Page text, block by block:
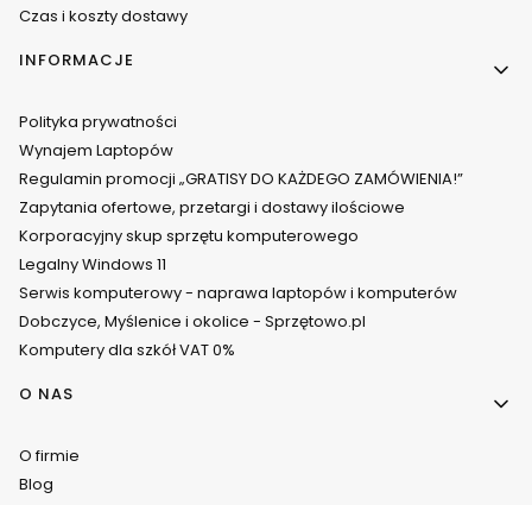
Czas i koszty dostawy
INFORMACJE
Polityka prywatności
Wynajem Laptopów
Regulamin promocji „GRATISY DO KAŻDEGO ZAMÓWIENIA!”
Zapytania ofertowe, przetargi i dostawy ilościowe
Korporacyjny skup sprzętu komputerowego
Legalny Windows 11
Serwis komputerowy - naprawa laptopów i komputerów
Dobczyce, Myślenice i okolice - Sprzętowo.pl
Komputery dla szkół VAT 0%
O NAS
O firmie
Blog